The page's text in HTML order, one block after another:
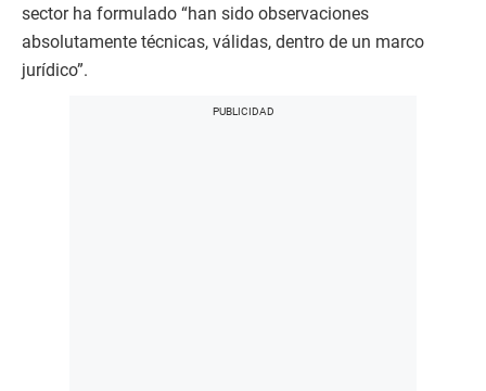
sector ha formulado “han sido observaciones
absolutamente técnicas, válidas, dentro de un marco
jurídico”.